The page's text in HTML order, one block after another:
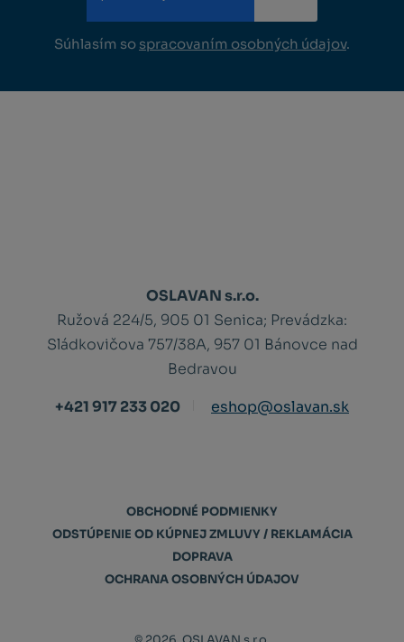
Súhlasím so spracovaním osobných údajov.
OSLAVAN s.r.o.
Ružová 224/5, 905 01 Senica; Prevádzka:
Sládkovičova 757/38A, 957 01 Bánovce nad
Bedravou
+421 917 233 020
eshop@oslavan.sk
OBCHODNÉ PODMIENKY
ODSTÚPENIE OD KÚPNEJ ZMLUVY / REKLAMÁCIA
DOPRAVA
OCHRANA OSOBNÝCH ÚDAJOV